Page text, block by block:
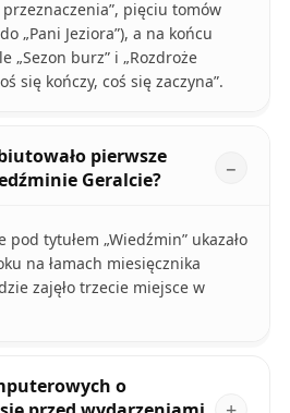
pięciu tomów
„Pani Jeziora”), a na końcu
„Sezon burz” i „Rozdroże
się kończy, coś się zaczyna”.
pierwsze
Geralcie?
tytułem „Wiedźmin” ukazało
na łamach miesięcznika
zajęło trzecie miejsce w
o